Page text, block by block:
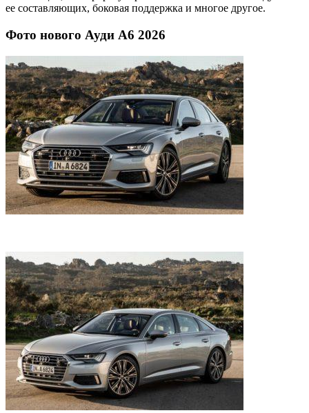
ее составляющих, боковая поддержка и многое другое.
Фото нового Ауди А6 2026